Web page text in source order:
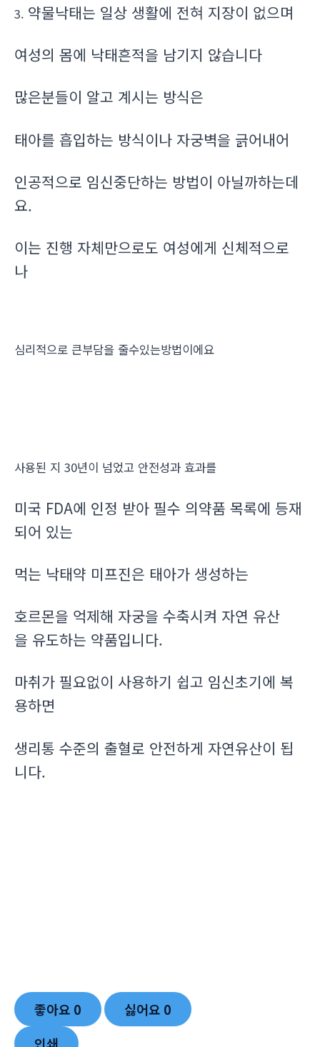
3. 약물낙태는 일상 생활에 전혀 지장이 없으며
여성의 몸에 낙태흔적을 남기지 않습니다
많은분들이 알고 계시는 방식은
태아를 흡입하는 방식이나 자궁벽을 긁어내어
인공적으로 임신중단하는 방법이 아닐까하는데
요.
이는 진행 자체만으로도 여성에게 신체적으로
나
심리적으로 큰부담을 줄수있는방법이에요
사용된 지 30년이 넘었고 안전성과 효과를
미국 FDA에 인정 받아 필수 의약품 목록에 등재
되어 있는
먹는 낙태약 미프진은 태아가 생성하는
호르몬을 억제해 자궁을 수축시켜 자연 유산
을 유도하는 약품입니다.
마취가 필요없이 사용하기 쉽고 임신초기에 복
용하면
생리통 수준의 출혈로 안전하게 자연유산이 됩
니다.
좋아요 0 싫어요 0